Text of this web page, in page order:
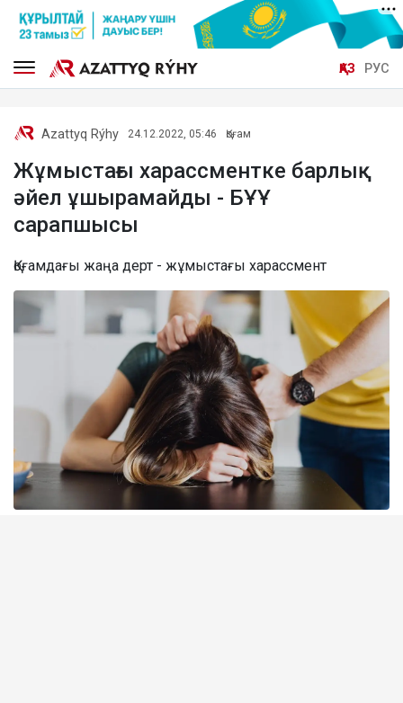
ҚАЗ РУС
Azattyq Rýhy 24.12.2022, 05:46 Қоғам
Жұмыстағы харассментке барлық
әйел ұшырамайды - БҰҰ
сарапшысы
Қоғамдағы жаңа дерт - жұмыстағы харассмент